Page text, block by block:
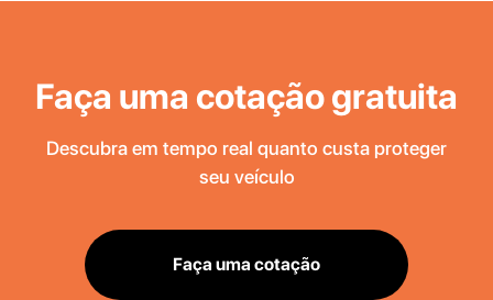
Faça uma cotação gratuita
Descubra em tempo real quanto custa proteger
seu veículo
Faça uma cotação